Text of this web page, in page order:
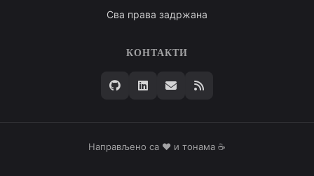
Сва права задржана
КОНТАКТИ
Направљено са ❤️ и тонама ☕